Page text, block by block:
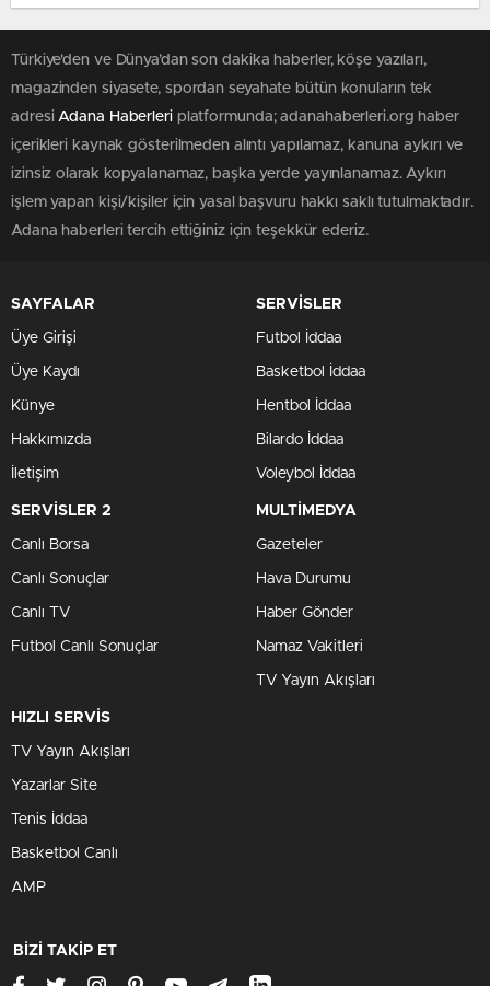
Türkiye'den ve Dünya’dan son dakika haberler, köşe yazıları,
magazinden siyasete, spordan seyahate bütün konuların tek
adresiAdana Haberleriplatformunda; adanahaberleri.org haber
içerikleri kaynak gösterilmeden alıntı yapılamaz, kanuna aykırı ve
izinsiz olarak kopyalanamaz, başka yerde yayınlanamaz. Aykırı
işlem yapan kişi/kişiler için yasal başvuru hakkı saklı tutulmaktadır.
Adana haberleri tercih ettiğiniz için teşekkür ederiz.
SAYFALAR
Üye Girişi
Üye Kaydı
Künye
Hakkımızda
İletişim
SERVİSLER
Futbol İddaa
Basketbol İddaa
Hentbol İddaa
Bilardo İddaa
Voleybol İddaa
SERVİSLER 2
Canlı Borsa
Canlı Sonuçlar
Canlı TV
Futbol Canlı Sonuçlar
MULTİMEDYA
Gazeteler
Hava Durumu
Haber Gönder
Namaz Vakitleri
TV Yayın Akışları
HIZLI SERVİS
TV Yayın Akışları
Yazarlar Site
Tenis İddaa
Basketbol Canlı
AMP
BİZİ TAKİP ET